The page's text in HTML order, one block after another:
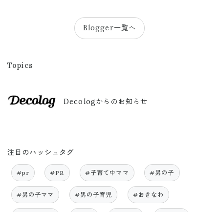
Blogger一覧へ
Topics
Decologからのお知らせ
注目のハッシュタグ
#pr #PR #子育て中ママ #男の子
#男の子ママ #男の子育児 #おきなわ